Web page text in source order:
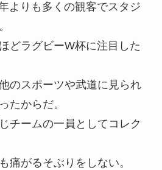
よりも多くの観客でスタジ
どラグビーW杯に注目した
のスポーツや武道に見られ
たからだ。
チームの一員としてコレク
痛がるそぶりをしない。